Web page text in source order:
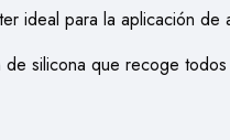
ideal para la aplicación de
silicona que recoge